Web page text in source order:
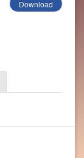
Download